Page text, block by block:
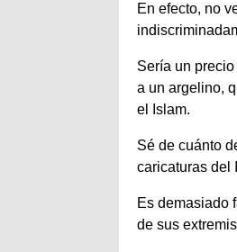
En efecto, no
Sería un
a un argelino,
el Islam.
Sé de cuánto
caricaturas del
Es demasiado
de sus